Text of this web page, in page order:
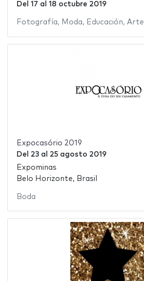
Del 17 al 18 octubre 2019
Fotografía, Moda, Educación, Arte
Expocasório 2019
Del 23al 25 agosto 2019
Expominas
Belo Horizonte, Brasil
Boda